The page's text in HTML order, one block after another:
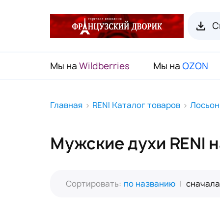
Мы на Wildberries Мы на OZON
RENI Каталог товаров
Органайзеры для пробников
(Подарочный чемодан)
Главная RENI Каталог товаров
Мужские духи RENI
Сортировать: по названию |